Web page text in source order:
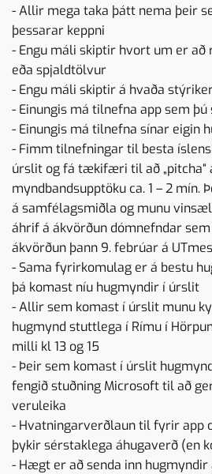
- Allir mega taka þátt nema þeir
þessarar keppni
- Engu máli skiptir hvort um er
eða spjaldtölvur
- Engu máli skiptir á hvaða
- Einungis má tilnefna app sem
- Einungis má tilnefna sínar eigin
- Fimm tilnefningar til besta
úrslit og fá tækifæri til að „pitcha“
myndbandsupptöku ca. 1 – 2
á samfélagsmiðla og munu
áhrif á ákvörðun dómnefndar
ákvörðun þann 9. febrúar á
- Sama fyrirkomulag er á bestu
þá komast níu hugmyndir í úrslit
- Allir sem komast í úrslit munu
hugmynd stuttlega í Rímu í
milli kl 13 og 15
- Þeir sem komast í úrslit
fengið stuðning Microsoft til að
veruleika
- Hvatningarverðlaun til fyrir app
þykir sérstaklega áhugaverð (en
- Hægt er að senda inn hugmyndir